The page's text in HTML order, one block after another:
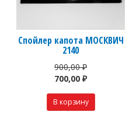
Спойлер капота МОСКВИЧ
2140
900,00 ₽
700,00 ₽